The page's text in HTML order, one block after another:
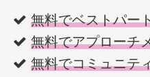
無料でベストパー
無料でアプローチ
無料でコミュニテ